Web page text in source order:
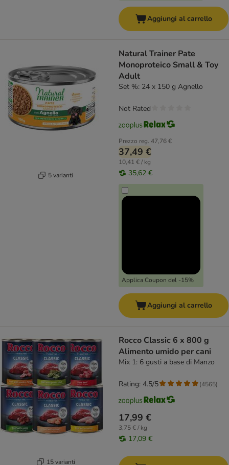
Aggiungi al carrello
5 varianti
Natural Trainer Pate
Monoproteico Small & Toy
Adult
Set %: 24 x 150 g Agnello
Prezzo reg. 47,76 €
37,49 €
10,41 € / kg
35,62 €
Applica Coupon del -15%
Not Rated
Aggiungi al carrello
15 varianti
Rocco Classic 6 x 800 g
Alimento umido per cani
Mix 1: 6 gusti a base di Manzo
17,99 €
3,75 € / kg
17,09 €
Rating: 4.5/5 (4565)